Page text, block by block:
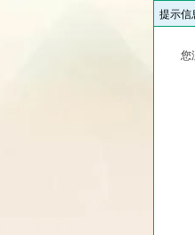
提示信
您